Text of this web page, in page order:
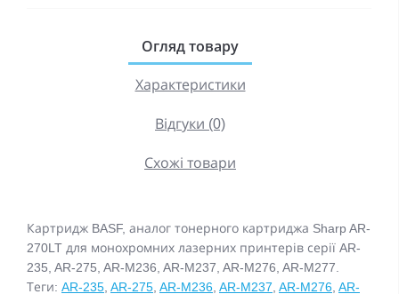
Огляд товару
Характеристики
Відгуки (0)
Схожі товари
Картридж BASF, аналог тонерного картриджа Sharp AR-
270LT для монохромних лазерних принтерів серії AR-
235, AR-275, AR-M236, AR-M237, AR-M276, AR-M277.
Теги: AR-235 AR-275 AR-M236 AR-M237 AR-M276 AR-